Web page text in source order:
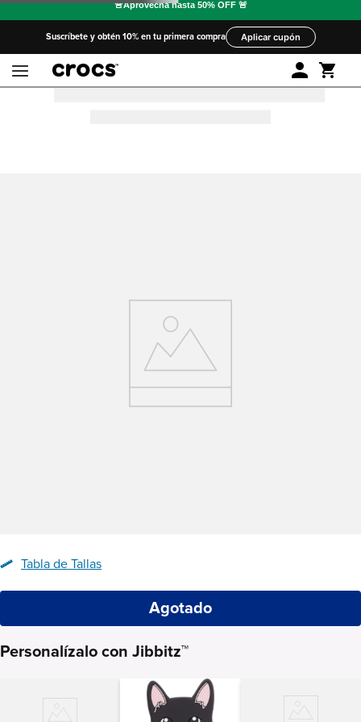
Suscríbete y obtén 10% en tu primera compra Aplicar cupón
Tabla de Tallas
Agotado
Personalízalo con Jibbitz™